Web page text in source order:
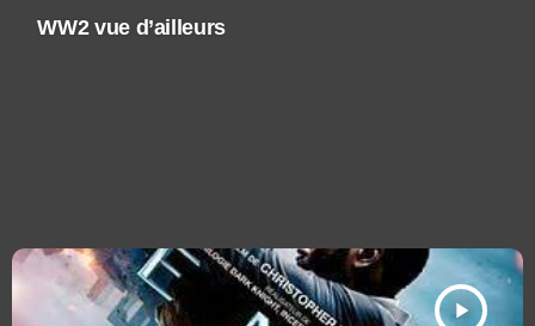
WW2 vue d’ailleurs
play_arrow